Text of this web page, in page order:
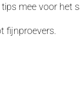
mee voor het
fijnproevers.